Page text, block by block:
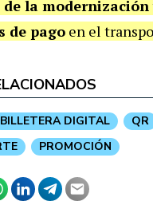
de la
de pago en el
BILLETERA DIGITAL
QR
PROMOCIÓN